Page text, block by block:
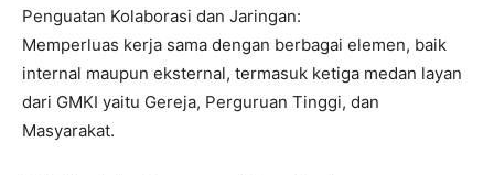
Penguatan Kolaborasi dan Jaringan:
Memperluas kerja sama dengan berbagai elemen, baik
internal maupun eksternal, termasuk ketiga medan layan
dari GMKI yaitu Gereja, Perguruan Tinggi, dan
Masyarakat.